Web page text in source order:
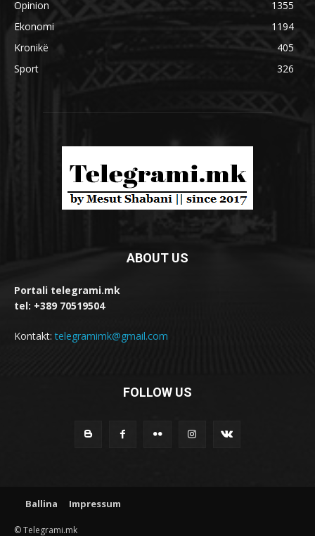
Opinion
1355
Ekonomi
1194
Kronikë
405
Sport
326
ABOUT US
Portali telegrami.mk
tel: +389 70519504
Kontakt:telegramimk@gmail.com
FOLLOW US
Ballina Impressum
© Telegrami.mk